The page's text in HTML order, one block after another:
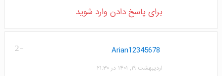
برای پاسخ دادن وارد شوید
-2 Arian12345678
اردیبهشت ۱۹, ۱۴۰۱ در ۲۱:۳۰